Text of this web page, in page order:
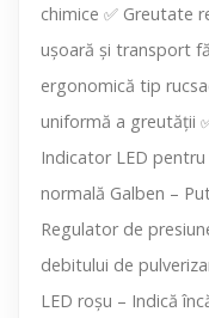
chimice ✅ Greutate
ușoară și transport
ergonomică tip
uniformă a greutății
Indicator LED
normală Galben –
Regulator de
debitului de
LED roșu – Indică